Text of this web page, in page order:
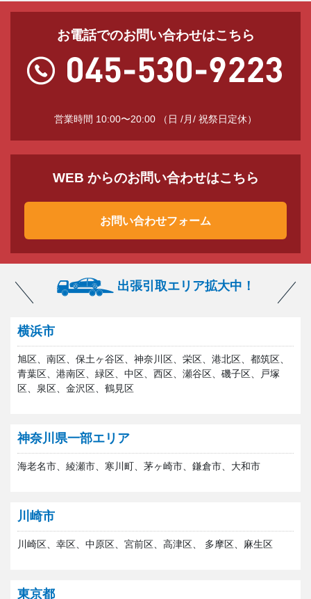
お電話でのお問い合わせはこちら
営業時間 10:00〜20:00 （日 /月/ 祝祭日定休）
WEB からのお問い合わせはこちら
お問い合わせフォーム
出張引取エリア拡大中！
横浜市
旭区、南区、保土ヶ谷区、神奈川区、栄区、港北区、都筑区、
青葉区、港南区、緑区、中区、西区、瀬谷区、磯子区、戸塚
区、泉区、金沢区、鶴見区
神奈川県一部エリア
海老名市、綾瀬市、寒川町、茅ヶ崎市、鎌倉市、大和市
川崎市
川崎区、幸区、中原区、宮前区、高津区、 多摩区、麻生区
東京都